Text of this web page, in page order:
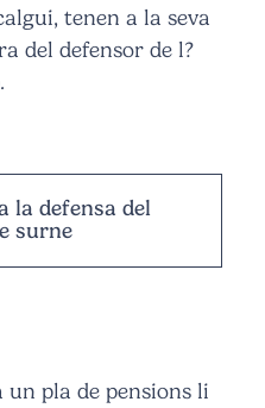
tenen a la seva
del defensor de l?
la defensa del
surne
pla de pensions li